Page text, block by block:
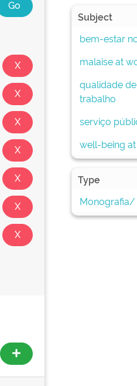
Subject
bem-estar
malaise at
qualidade
trabalho
serviço
well-being
Type
Monografia/